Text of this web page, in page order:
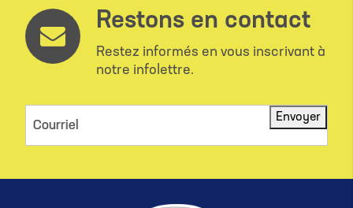
Restons en contact
Restez informés en vous inscrivant à
notre infolettre.
Courriel
Envoyer